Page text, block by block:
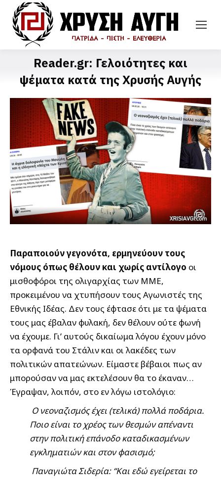
Reader.gr: Γελοιότητες και
ψέματα κατά της Χρυσής Αυγής
Παραποιούν γεγονότα, ερμηνεύουν τους
νόμους όπως θέλουν και χωρίς αντίλογο οι
μισθοφόροι της ολιγαρχίας των ΜΜΕ,
προκειμένου να χτυπήσουν τους Αγωνιστές της
Εθνικής Ιδέας. Δεν τους έφτασε ότι με τα ψέματα
τους μας έβαλαν φυλακή, δεν θέλουν ούτε φωνή
να έχουμε. Γι’ αυτούς δικαίωμα λόγου έχουν μόνο
τα ορφανά του Στάλιν και οι λακέδες των
πολιτικών απατεώνων. Είμαστε βέβαιοι πως αν
μπορούσαν να μας εκτελέσουν θα το έκαναν…
Έγραψαν, λοιπόν, στο εν λόγω ιστολόγιο:
Ο νεοναζισμός έχει (τελικά) πολλά ποδάρια.
Ποιο είναι το χρέος των θεσμών απέναντι
στην πολιτική επάνοδο καταδικασμένων
εγκληματιών και στον φασισμό;
Παναγιώτα Σιδερία: “Και εδώ εγείρεται το